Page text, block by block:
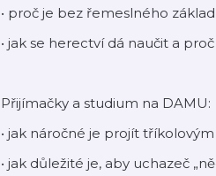
• proč je bez řemeslného
• jak se herectví dá naučit a
Přijímačky a studium na DAMU:
• jak náročné je projít
• jak důležité je, aby uchazeč